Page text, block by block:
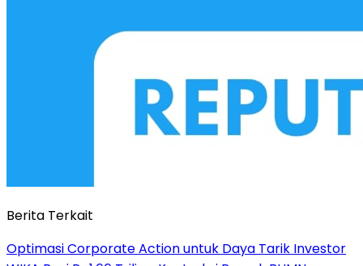
Berita Terkait
Optimasi Corporate Action untuk Daya Tarik Investor